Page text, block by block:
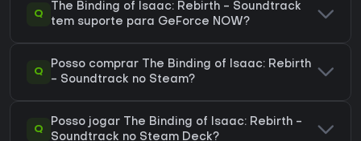
Q
The Binding of Isaac: Rebirth - Soundtrack
tem suporte para GeForce NOW?
Q
Posso comprar The Binding of Isaac: Rebirth
- Soundtrack no Steam?
Q
Posso jogar The Binding of Isaac: Rebirth -
Soundtrack no Steam Deck?